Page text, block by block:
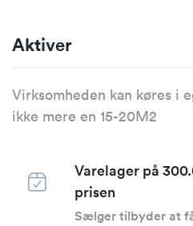
Aktiver
Virksomheden kan køres i
ikke mere en 15-20M2
Varelager på
prisen
Sælger tilbyder at